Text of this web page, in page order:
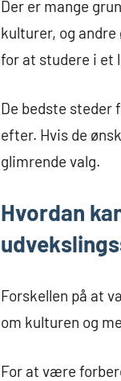
Der er mange
kulturer, og
for at studere i et
De bedste steder
efter. Hvis de
glimrende valg.
Hvordan
Forskellen på at
om kulturen og
For at være